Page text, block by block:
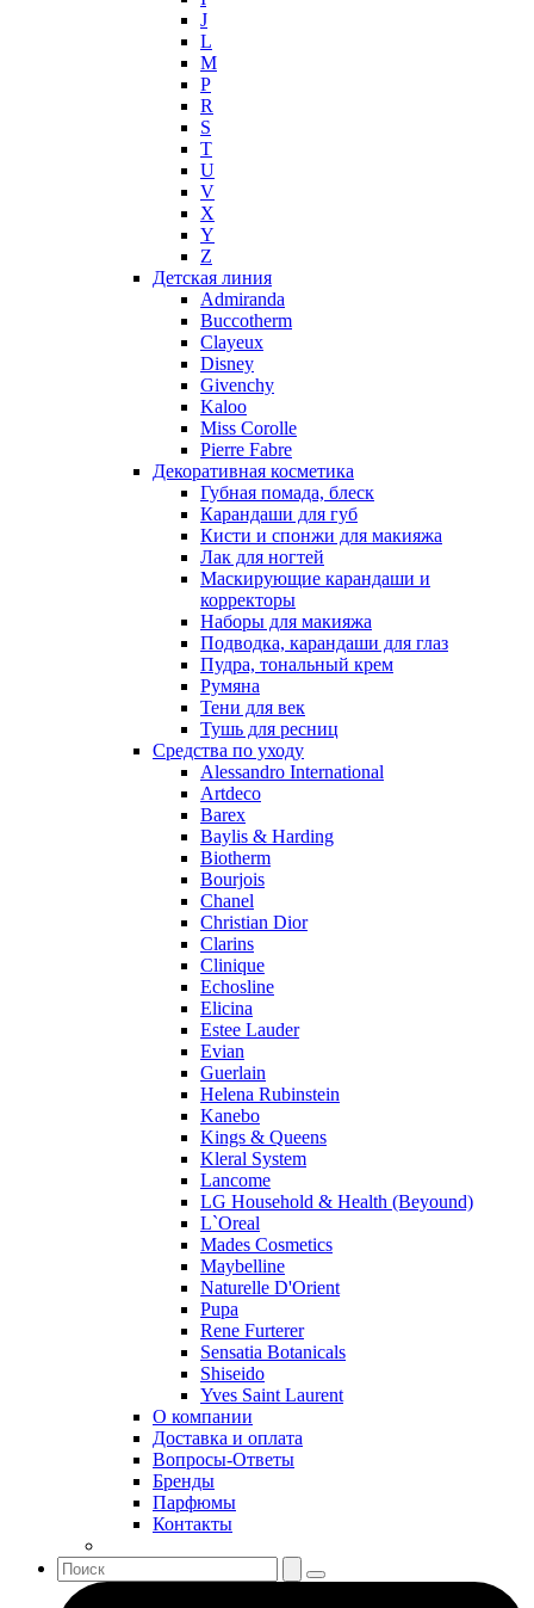
J
L
M
P
R
S
T
U
V
X
Y
Z
Детская линия
Admiranda
Buccotherm
Clayeux
Disney
Givenchy
Kaloo
Miss Corolle
Pierre Fabre
Декоративная косметика
Губная помада, блеск
Карандаши для губ
Кисти и спонжи для макияжа
Лак для ногтей
Маскирующие карандаши и
корректоры
Наборы для макияжа
Подводка, карандаши для глаз
Пудра, тональный крем
Румяна
Тени для век
Тушь для ресниц
Средства по уходу
Alessandro International
Artdeco
Barex
Baylis & Harding
Biotherm
Bourjois
Chanel
Christian Dior
Clarins
Clinique
Echosline
Elicina
Estee Lauder
Evian
Guerlain
Helena Rubinstein
Kanebo
Kings & Queens
Kleral System
Lancome
LG Household & Health (Beyound)
L`Oreal
Mades Cosmetics
Maybelline
Naturelle D'Orient
Pupa
Rene Furterer
Sensatia Botanicals
Shiseido
Yves Saint Laurent
О компании
Доставка и оплата
Вопросы-Ответы
Бренды
Парфюмы
Контакты